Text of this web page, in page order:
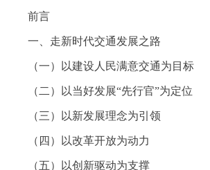
前言
一、走新时代交通发展之路
（一）以建设人民满意交通为目标
（二）以当好发展“先行官”为定位
（三）以新发展理念为引领
（四）以改革开放为动力
（五）以创新驱动为支撑